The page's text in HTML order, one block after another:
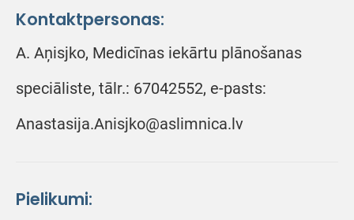
Kontaktpersonas:
A. Aņisjko, Medicīnas iekārtu plānošanas
speciāliste, tālr.: 67042552, e-pasts:
Anastasija.Anisjko@aslimnica.lv
Pielikumi: